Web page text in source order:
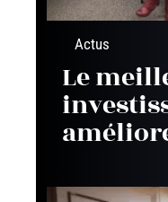
Actus
Le